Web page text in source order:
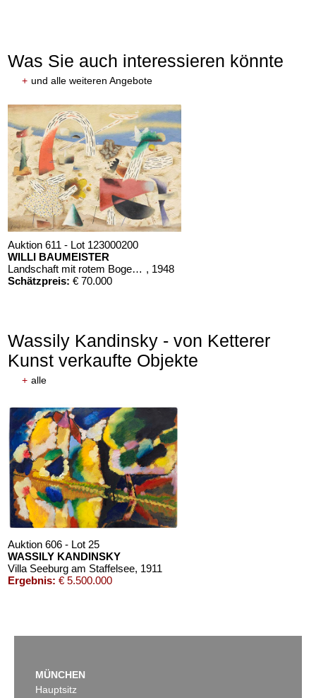
Was Sie auch interessieren könnte
+ und alle weiteren Angebote
Auktion 611 - Lot 123000200
WILLI BAUMEISTER
Landschaft mit rotem Bogen (Sommerfest) , 1948
Schätzpreis: € 70.000
Auktion 610 - Lot 426000268
MARC CHAGALL
Schätzpreis:€ 3.000
Wassily Kandinsky - von Ketterer
Kunst verkaufte Objekte
+ alle
Auktion 606 - Lot 25
WASSILY KANDINSKY
Villa Seeburg am Staffelsee, 1911
Ergebnis: € 5.500.000
MÜNCHEN
Hauptsitz